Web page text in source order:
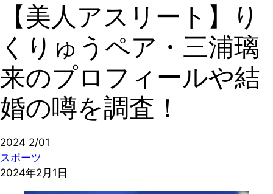
【美人アスリート】り
くりゅうペア・三浦璃
来のプロフィールや結
婚の噂を調査！
2024 2/01
スポーツ
2024年2月1日